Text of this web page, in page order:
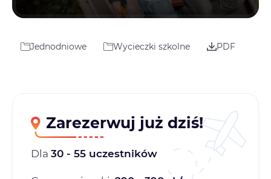
Jednodniowe Wycieczki szkolne PDF
Zarezerwuj już dziś!
Dla 30 - 55 uczestników